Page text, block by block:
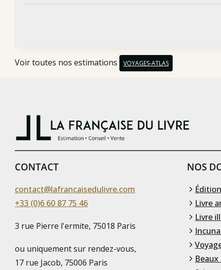
Voir toutes nos estimations VOYAGES-ATLAS
CONTACT
contact@lafrancaisedulivre.com
+33 (0)6 60 87 75 46
3 rue Pierre l'ermite, 75018 Paris
ou uniquement sur rendez-vous,
17 rue Jacob, 75006 Paris
NOS
Livre
Livre